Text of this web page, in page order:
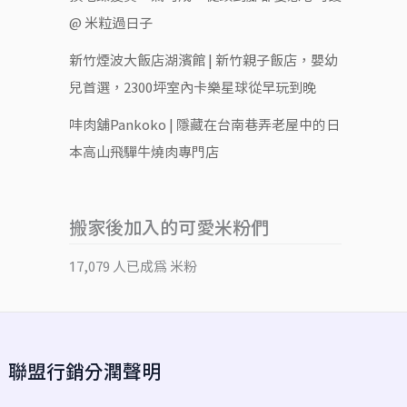
@ 米粒過日子
新竹煙波大飯店湖濱館 | 新竹親子飯店，嬰幼
兒首選，2300坪室內卡樂星球從早玩到晚
㕩肉舖Pankoko | 隱藏在台南巷弄老屋中的日
本高山飛驒牛燒肉專門店
搬家後加入的可愛米粉們
17,079 人已成為 米粉
聯盟行銷分潤聲明